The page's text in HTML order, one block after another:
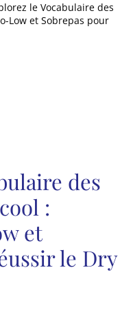
le Vocabulaire des
Low et Sobrepas pour
des
:
et
le Dry